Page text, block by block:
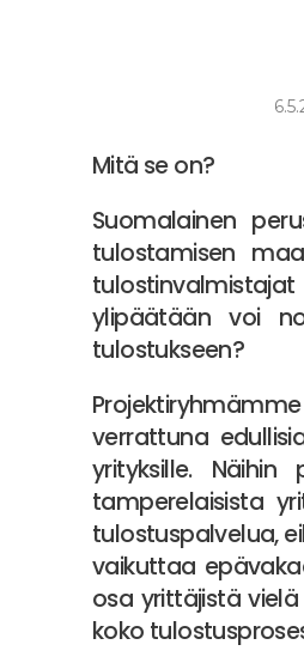
Mitä se on?
Suomalainen
tulostamisen
tulostinvalmistajat
ylipäätään voi
tulostukseen?
verrattuna
yrityksille.
tamperelaisista
tulostuspalvelua,
vaikuttaa
osa yrittäjistä
koko